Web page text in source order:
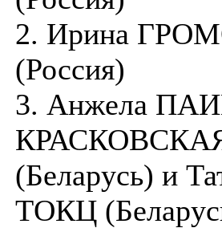
2. Ирина
(Россия)
3. Анжела
(Беларусь) и
ТОКЦ